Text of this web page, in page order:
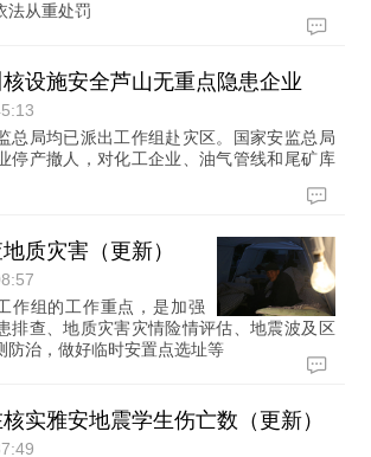
法从重处罚
设施安全芦山无重点隐患企业
总局均已派出工作组赴灾区。国家安监总局
停产撤人，对化工企业、油气管线和尾矿库
质灾害（更新）
作组的工作重点，是加强
排查、地质灾害灾情险情评估、地震波及区
防治，做好临时安置点选址等
实雅安地震学生伤亡数（更新）